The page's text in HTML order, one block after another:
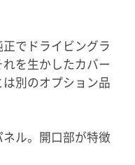
でドライビングラ
を生かしたカバー
別のオプション品
ル。開口部が特徴